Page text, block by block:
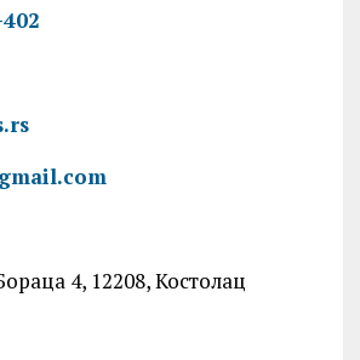
4, 12208, Костолац